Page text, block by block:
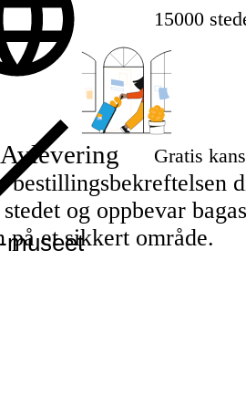
15000
Gratis
Avlevering
bestillingsbekreftelsen
og oppbevar
på et sikkert område.